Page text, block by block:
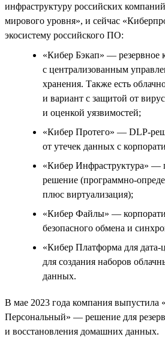
инфраструктуру российских
мирового уровня», и сейчас
экосистему российского ПО:
«Кибер Бэкап» — резервное
с централизованным
хранения. Также есть
и вариант с защитой от
и оценкой уязвимостей;
«Кибер Протего» — DLP-
от утечек данных с
«Кибер Инфраструктура» —
решение (программно-
плюс виртуализация);
«Кибер Файлы» —
безопасного обмена и
«Кибер Платформа для
для создания наборов
данных.
В мае 2023 года компания выпустила
Персональный» — решение для
и восстановления домашних данных.